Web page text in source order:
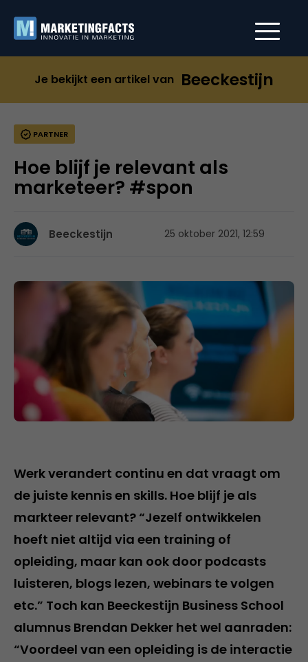
Je bekijkt een artikel van Beeckestijn
PARTNER
Hoe blijf je relevant als
marketeer? #spon
Beeckestijn 25 oktober 2021, 12:59
Werk verandert continu en dat vraagt om
de juiste kennis en skills. Hoe blijf je als
markteer relevant? “Jezelf ontwikkelen
hoeft niet altijd via een training of
opleiding, maar kan ook door podcasts
luisteren, blogs lezen, webinars te volgen
etc.” Toch kan Beeckestijn Business School
alumnus Brendan Dekker het wel aanraden:
“Voordeel van een opleiding is de interactie